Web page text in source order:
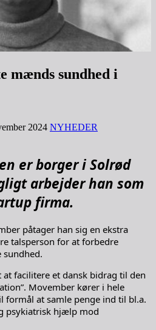
mænds sundhed i
2024 NYHEDER
er borger i Solrød
arbejder han som
firma.
påtager han sig en ekstra
talsperson for at forbedre
facilitere et dansk bidrag til den
Movember kører i hele
formål at samle penge ind til bl.a.
psykiatrisk hjælp mod